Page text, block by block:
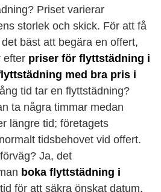
Priset varierar
storlek och skick. För att få
bäst att begära en offert,
efter priser för flyttstädning i
med bra pris i
tid tar en flyttstädning?
ta några timmar medan
längre tid; företagets
tidsbehovet vid offert.
Ja, det
boka flyttstädning i
för att säkra önskat datum.